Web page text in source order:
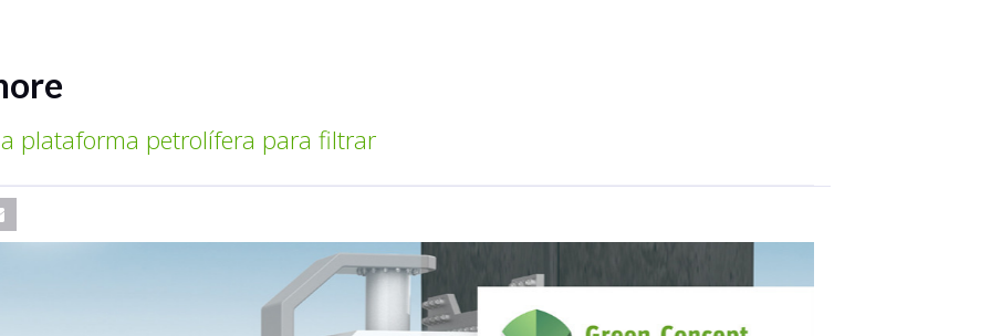
plataforma petrolífera para filtrar